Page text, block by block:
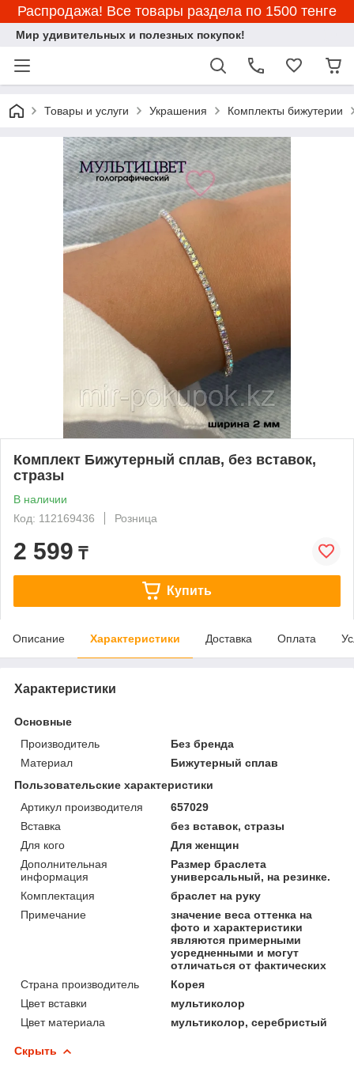
Распродажа! Все товары раздела по 1500 тенге
Мир удивительных и полезных покупок!
Товары и услуги Украшения Комплекты бижутерии
Комплект Бижутерный сплав, без вставок,
стразы
В наличии
Код: 112169436
Розница
2 599 ₸
Купить
Описание Характеристики Доставка Оплата
Характеристики
Основные
Производитель
Без бренда
Материал
Бижутерный сплав
Пользовательские характеристики
Артикул производителя
657029
Вставка
без вставок, стразы
Для кого
Для женщин
Дополнительная
информация
Размер браслета
универсальный, на резинке.
Комплектация
браслет на руку
Примечание
значение веса оттенка на
фото и характеристики
являются примерными
усредненными и могут
отличаться от фактических
Страна производитель
Корея
Цвет вставки
мультиколор
Цвет материала
мультиколор, серебристый
Скрыть